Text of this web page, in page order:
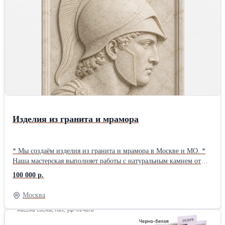
Изделия из гранита и мрамора
* Мы создаём изделия из гранита и мрамора в Москве и МО. *
Наша мастерская выполняет работы с натуральным камнем от
подготовки решения до монтажа. * Каждое изделие проходит
единый контроль, что позволяет учитывать технические
особенности камня. Подробнее ознакомиться с мастерской,
каталогом продукции и услугами можно на сайте
https://obrabotkagranita.ru, где представлена информация об
100 000 р.
Москва